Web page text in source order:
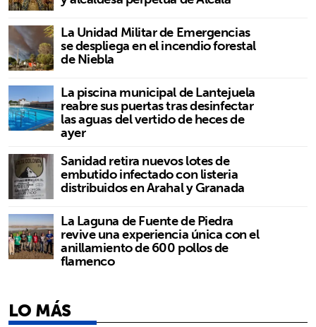
La Unidad Militar de Emergencias
se despliega en el incendio forestal
de Niebla
La piscina municipal de Lantejuela
reabre sus puertas tras desinfectar
las aguas del vertido de heces de
ayer
Sanidad retira nuevos lotes de
embutido infectado con listeria
distribuidos en Arahal y Granada
La Laguna de Fuente de Piedra
revive una experiencia única con el
anillamiento de 600 pollos de
flamenco
LO MÁS